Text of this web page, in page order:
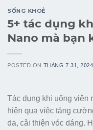
SỐNG KHOẺ
5+ tác dụng
Nano mà bạn
POSTED ON THÁNG 7 31, 2024
Tác dụng khi uống viên
hiện qua việc tăng
da, cải thiện vóc dáng.